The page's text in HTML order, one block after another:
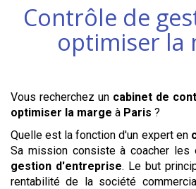
Contrôle de
optimiser la
Vous recherchez un cabinet de
optimiser la marge à Paris ?
Quelle est la fonction d'un expert en
Sa mission consiste à coacher les
gestion d'entreprise. Le but
rentabilité de la société